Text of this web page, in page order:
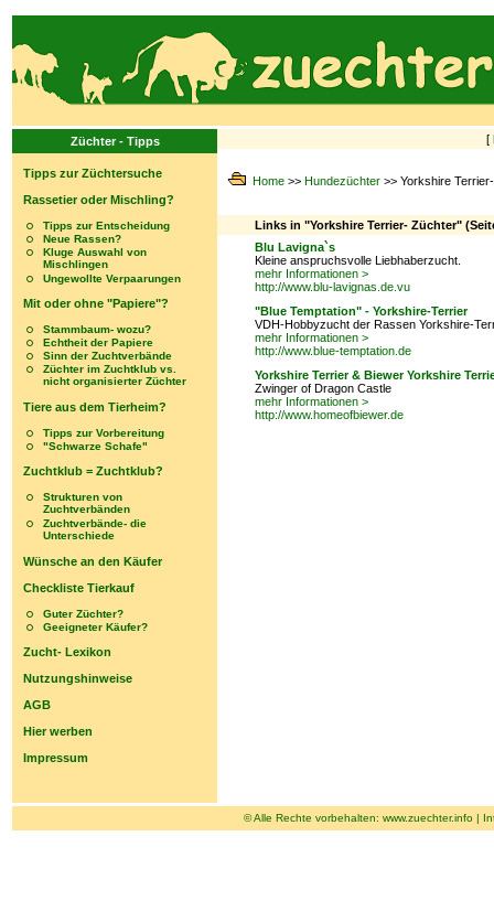
Züchter - Tipps
Tipps zur Züchtersuche
Rassetier oder Mischling?
Tipps zur Entscheidung
Neue Rassen?
Kluge Auswahl von
Mischlingen
Ungewollte Verpaarungen
Mit oder ohne "Papiere"?
Stammbaum- wozu?
Echtheit der Papiere
Sinn der Zuchtverbände
Züchter im Zuchtklub vs.
nicht organisierter Züchter
Tiere aus dem Tierheim?
Tipps zur Vorbereitung
"Schwarze Schafe"
Zuchtklub = Zuchtklub?
Strukturen von
Zuchtverbänden
Zuchtverbände- die
Unterschiede
Wünsche an den Käufer
Checkliste Tierkauf
Guter Züchter?
Geeigneter Käufer?
Zucht- Lexikon
Nutzungshinweise
AGB
Hier werben
Impressum
[
Home >> Hundezüchter >> Yorkshire
Links in "Yorkshire Terrier- Züchter"
Blu Lavigna`s
Kleine anspruchsvolle Liebhaberzucht.
mehr Informationen >
http://www.blu-lavignas.de.vu
"Blue Temptation" - Yorkshire-Terrier
VDH-Hobbyzucht der Rassen Yorkshire-
mehr Informationen >
http://www.blue-temptation.de
Yorkshire Terrier & Biewer Yorkshire
Zwinger of Dragon Castle
mehr Informationen >
http://www.homeofbiewer.de
© Alle Rechte vorbehalten: www.zuechter.info |